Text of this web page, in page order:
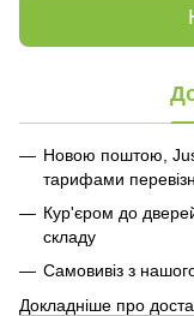
Новою поштою,
тарифами
Кур'єром до
складу
Самовивіз з
Докладніше про